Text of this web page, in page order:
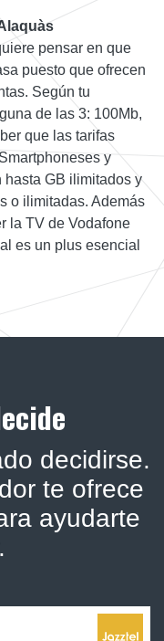
pensar en que
puesto que ofrecen
Según tu
de las 3: 100Mb,
que las tarifas
y
hasta GB ilimitados y
o ilimitadas. Además
la TV de Vodafone
es un plus esencial
decidirse.
te ofrece
ayudarte